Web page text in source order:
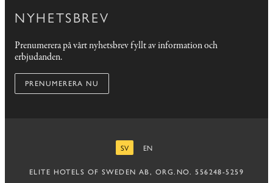
NYHETSBREV
Prenumerera på vårt nyhetsbrev fyllt av information och
erbjudanden.
PRENUMERERA NU
SV
EN
ELITE HOTELS OF SWEDEN AB, ORG.NO. 556248-5259